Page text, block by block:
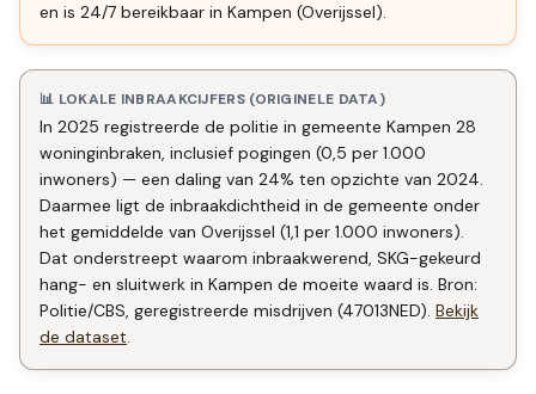
en is 24/7 bereikbaar in Kampen (Overijssel).
📊 LOKALE INBRAAKCIJFERS (ORIGINELE DATA)
In 2025 registreerde de politie in gemeente Kampen 28
woninginbraken, inclusief pogingen (0,5 per 1.000
inwoners) — een daling van 24% ten opzichte van 2024.
Daarmee ligt de inbraakdichtheid in de gemeente onder
het gemiddelde van Overijssel (1,1 per 1.000 inwoners).
Dat onderstreept waarom inbraakwerend, SKG-gekeurd
hang- en sluitwerk in Kampen de moeite waard is. Bron:
Politie/CBS, geregistreerde misdrijven (47013NED). Bekijk
de dataset.